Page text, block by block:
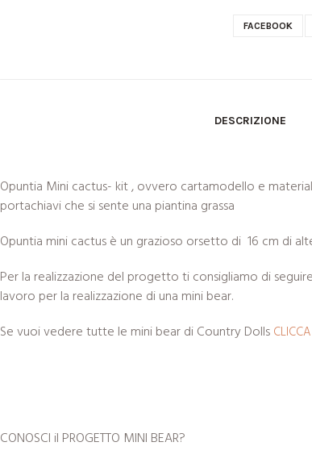
FACEBOOK
DESCRIZIONE
Opuntia Mini cactus- kit , ovvero cartamodello e
portachiavi che si sente una piantina grassa
Opuntia mini cactus è un grazioso orsetto di 16 cm di
Per la realizzazione del progetto ti consigliamo di
lavoro per la realizzazione di una mini bear.
Se vuoi vedere tutte le mini bear di Country Dolls
CONOSCI il PROGETTO MINI BEAR?